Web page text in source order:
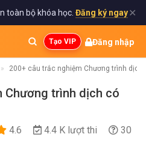
toàn bộ khóa học. Đăng ký ngay✕
Tạo VIP Đăng nhập
200+ câu trắc nghiệm Chương trình dịch
Chương trình dịch có
4.6 4.4 K lượt thi
30